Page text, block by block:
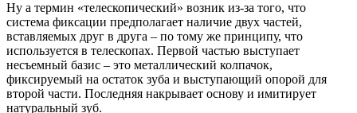
Ну а термин «телескопический» возник из-за того, что
система фиксации предполагает наличие двух частей,
вставляемых друг в друга – по тому же принципу, что
используется в телескопах. Первой частью выступает
несъемный базис – это металлический колпачок,
фиксируемый на остаток зуба и выступающий опорой для
второй части. Последняя накрывает основу и имитирует
натуральный зуб.